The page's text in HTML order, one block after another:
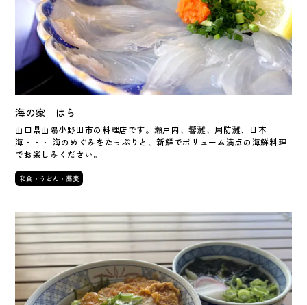
海の家 はら
山口県山陽小野田市の料理店です。瀬戸内、響灘、周防灘、日本
海・・・ 海のめぐみをたっぷりと、新鮮でボリューム満点の海鮮料理
でお楽しみください。
和食・うどん・蕎麦